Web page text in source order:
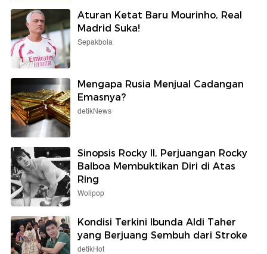
Aturan Ketat Baru Mourinho, Real
Madrid Suka!
Sepakbola
Mengapa Rusia Menjual Cadangan
Emasnya?
detikNews
Sinopsis Rocky II, Perjuangan Rocky
Balboa Membuktikan Diri di Atas
Ring
Wolipop
Kondisi Terkini Ibunda Aldi Taher
yang Berjuang Sembuh dari Stroke
detikHot